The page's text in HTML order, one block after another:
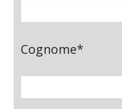
Cognome*